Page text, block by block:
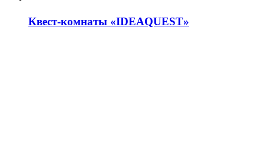
Квест-комнаты «IDEAQUEST»